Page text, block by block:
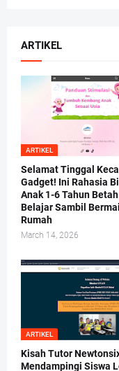
ARTIKEL
ARTIKEL
Selamat Tinggal
Gadget! Ini Rahasia
Anak 1-6 Tahun Betah
Belajar Sambil
Rumah
March 14, 2026
ARTIKEL
Kisah Tutor
Mendampingi Siswa